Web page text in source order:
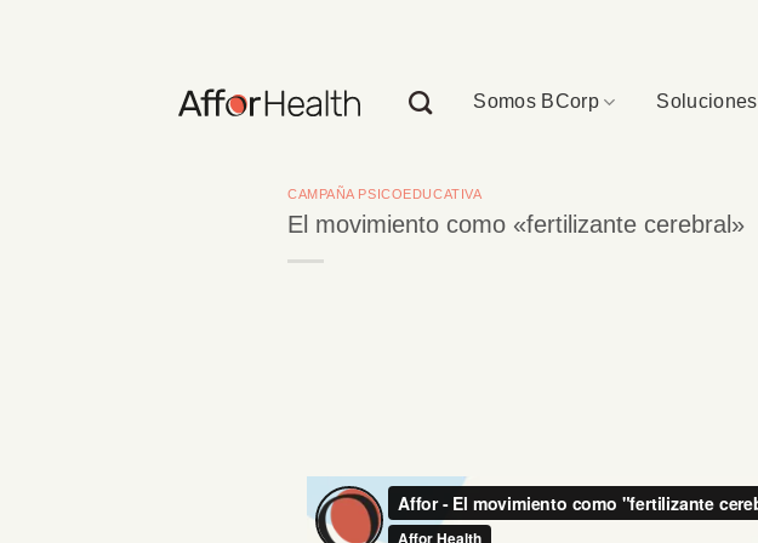
Somos BCorp
Soluciones
CAMPAÑA PSICOEDUCATIVA
El movimiento como «fertilizante cerebral»